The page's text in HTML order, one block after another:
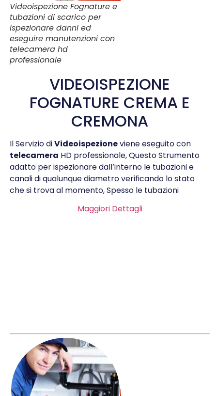
Videoispezione Fognature e
tubazioni di scarico per
ispezionare danni ed
eseguire manutenzioni con
telecamera hd
professionale
VIDEOISPEZIONE
FOGNATURE CREMA E
CREMONA
Il Servizio diVideoispezioneviene eseguito con
telecamera HD professionale, Questo Strumento
adatto per ispezionare dall’interno le tubazioni e
canali di qualunque diametro verificando lo stato
che si trova al momento, Spesso le tubazioni
Maggiori Dettagli